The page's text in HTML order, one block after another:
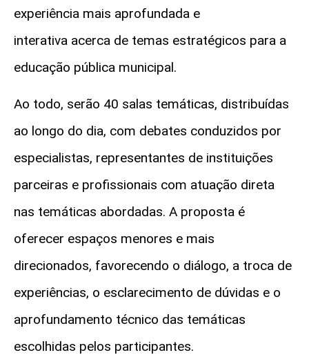
experiência mais aprofundada e
interativa acerca de temas estratégicos para a
educação pública municipal.
Ao todo, serão 40 salas temáticas, distribuídas
ao longo do dia, com debates conduzidos por
especialistas, representantes de instituições
parceiras e profissionais com atuação direta
nas temáticas abordadas. A proposta é
oferecer espaços menores e mais
direcionados, favorecendo o diálogo, a troca de
experiências, o esclarecimento de dúvidas e o
aprofundamento técnico das temáticas
escolhidas pelos participantes.